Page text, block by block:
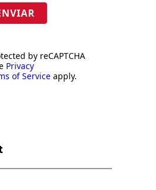
by reCAPTCHA
Privacy
of Service apply.